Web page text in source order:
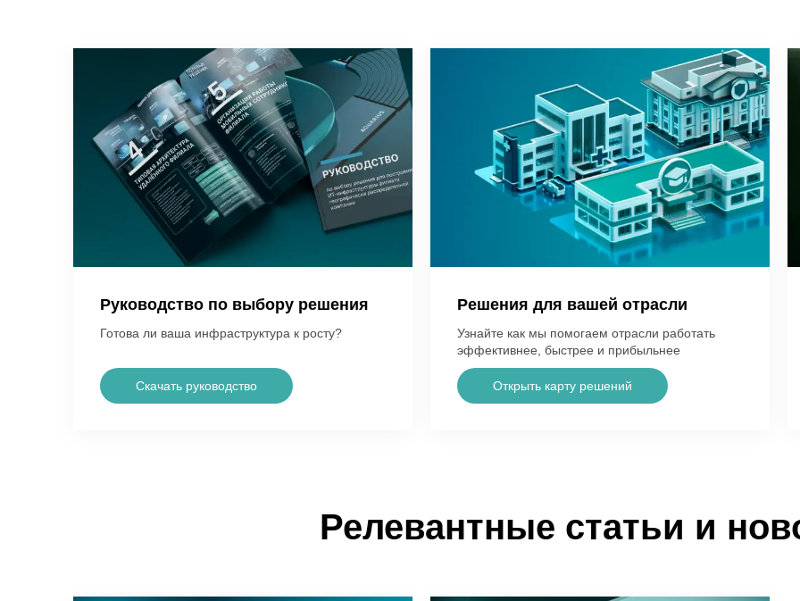
Руководство по выбору решения
Готова ли ваша инфраструктура к росту?
Скачать руководство
Решения для вашей отрасли
Узнайте как мы помогаем отрасли работать
эффективнее, быстрее и прибыльнее
Открыть карту решений
Релевантные статьи и